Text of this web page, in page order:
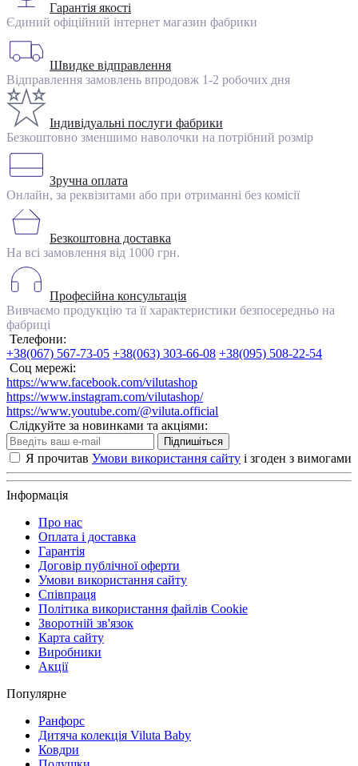
Гарантія якості
Єдиний офіційний інтернет магазин фабрики
Швидке відправлення
Відправлення замовлень впродовж 1-2 робочих дня
Індивідуальні послуги фабрики
Безкоштовно зменшимо наволочки на потрібний розмір
Зручна оплата
Онлайн, за реквізитами або при отриманні без комісії
Безкоштовна доставка
На всі замовлення від 1000 грн.
Професійна консультація
Вивчаємо продукцію та її характеристики безпосередньо на
фабриці
Телефони:
+38(067) 567-73-05 +38(063) 303-66-08 +38(095) 508-22-54
Соц мережі:
https://www.facebook.com/vilutashop
https://www.instagram.com/vilutashop/
https://www.youtube.com/@viluta.official
Слідкуйте за новинками та акціями:
Підпишіться
Я прочитав Умови використання сайту і згоден з вимогами
Інформація
Про нас
Оплата і доставка
Гарантія
Договір публічної оферти
Умови використання сайту
Співпраця
Політика використання файлів Cookie
Зворотній зв'язок
Карта сайту
Виробники
Акції
Популярне
Ранфорс
Дитяча колекція Viluta Baby
Ковдри